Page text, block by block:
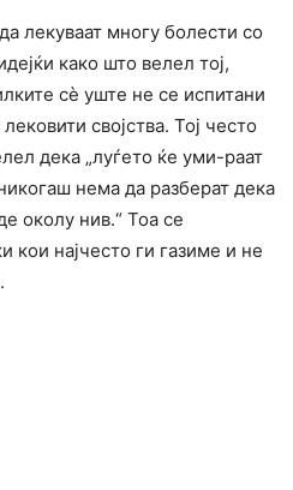
лекуваат многу болести со
како што велел тој,
сè уште не се испитани
својства. Тој често
дека „луѓето ќе уми-раат
нема да разберат дека
околу нив.“ Тоа се
кои најчесто ги газиме и не